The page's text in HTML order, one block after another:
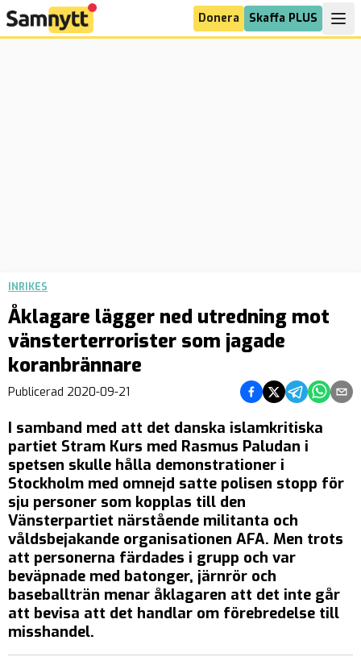
Donera Skaffa PLUS
INRIKES
Åklagare lägger ned utredning mot
vänsterterrorister som jagade
koranbrännare
Publicerad 2020-09-21 Dela på Facebook
Dela på Twitter
Dela påDela på
Dela
I samband med att det danska islamkritiska
partiet Stram Kurs med Rasmus Paludan i
spetsen skulle hålla demonstrationer i
Stockholm med omnejd satte polisen stopp för
sju personer som kopplas till den
Vänsterpartiet närstående militanta och
våldsbejakande organisationen AFA. Men trots
att personerna färdades i grupp och var
beväpnade med batonger, järnrör och
baseballträn menar åklagaren att det inte går
att bevisa att det handlar om förebredelse till
misshandel.